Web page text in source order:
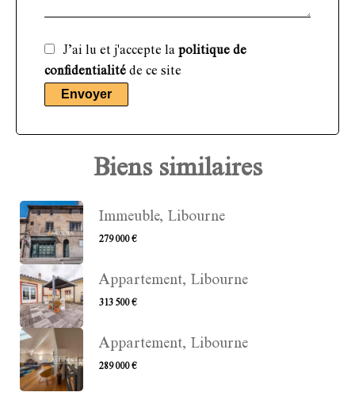
J’ai lu et j'accepte la politique de
confidentialité de ce site
Envoyer
Biens similaires
Immeuble, Libourne
279 000 €
Appartement, Libourne
313 500 €
Appartement, Libourne
289 000 €